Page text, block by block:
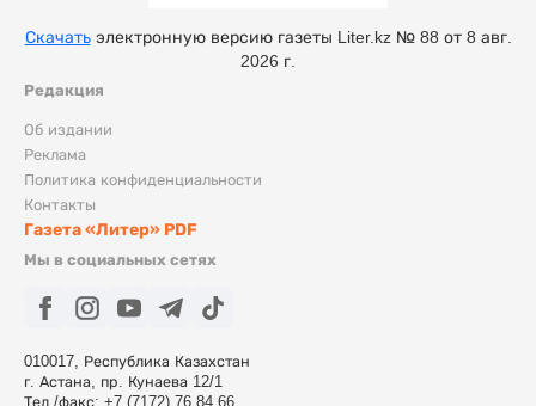
Редакция
Об издании
Реклама
Политика конфиденциальности
Контакты
Газета «Литер» PDF
Мы в социальных сетях
010017, Республика Казахстан
г. Астана, пр. Кунаева 12/1
Тел./факс: +7 (7172) 76 84 66
Скачатьэлектронную версию газеты Liter.kz № 88 от 8 авг.
2026 г.